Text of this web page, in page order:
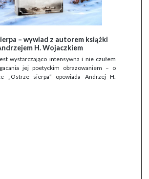
– wywiad z autorem książki
H. Wojaczkiem
wystarczająco intensywna i nie czułem
jej poetyckim obrazowaniem – o
„Ostrze sierpa” opowiada Andrzej H.